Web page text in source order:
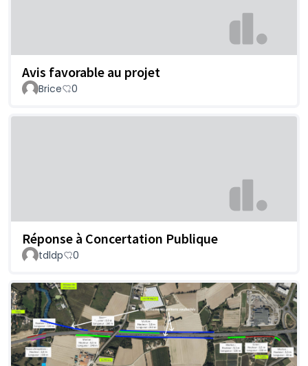
Avis favorable au projet
Brice 0
Réponse à Concertation Publique
tdldp 0